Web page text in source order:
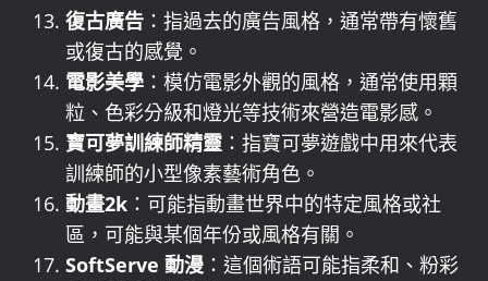
復古廣告 ：指過去的廣告風格，通常帶有懷舊
或復古的感覺。
電影美學 ：模仿電影外觀的風格，通常使用顆
粒、色彩分級和燈光等技術來營造電影感。
寶可夢訓練師精靈 ：指寶可夢遊戲中用來代表
訓練師的小型像素藝術角色。
動畫2k ：可能指動畫世界中的特定風格或社
區，可能與某個年份或風格有關。
SoftServe 動漫 ：這個術語可能指柔和、粉彩